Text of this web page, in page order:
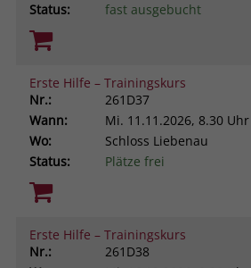
Status:
fast ausgebucht
Erste Hilfe – Trainingskurs
Nr.:
261D37
Wann:
Mi. 11.11.2026, 8.30 Uhr
Wo:
Schloss Liebenau
Status:
Plätze frei
Erste Hilfe – Trainingskurs
Nr.:
261D38